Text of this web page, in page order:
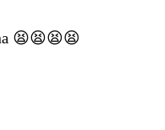
😫😫😫😫